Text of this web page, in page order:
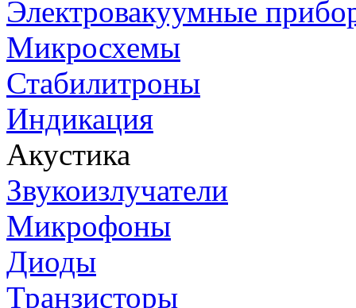
Электровакуумные
Микросхемы
Стабилитроны
Индикация
Акустика
Звукоизлучатели
Микрофоны
Диоды
Транзисторы